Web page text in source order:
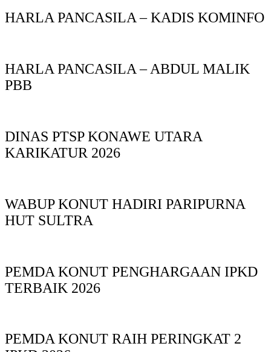
HARLA PANCASILA – KADIS KOMINFO
HARLA PANCASILA – ABDUL MALIK
PBB
DINAS PTSP KONAWE UTARA
KARIKATUR 2026
WABUP KONUT HADIRI PARIPURNA
HUT SULTRA
PEMDA KONUT PENGHARGAAN IPKD
TERBAIK 2026
PEMDA KONUT RAIH PERINGKAT 2